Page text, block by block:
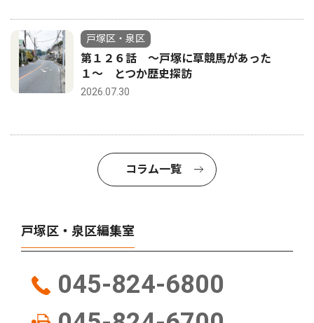
戸塚区・泉区
第１２６話 〜戸塚に草競馬があった
１〜 とつか歴史探訪
2026.07.30
コラム一覧
戸塚区・泉区編集室
045-824-6800